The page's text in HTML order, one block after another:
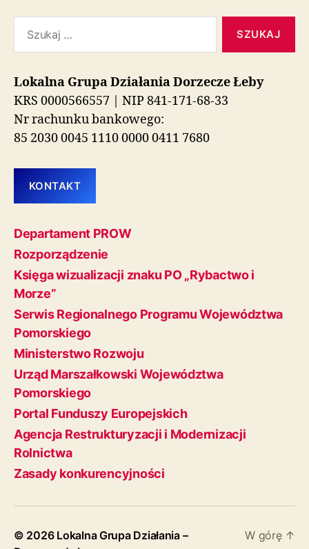
Lokalna Grupa Działania Dorzecze Łeby
KRS 0000566557 | NIP 841-171-68-33
Nr rachunku bankowego:
85 2030 0045 1110 0000 0411 7680
KONTAKT
Departament PROW
Rozporządzenie
Księga wizualizacji znaku PO „Rybactwo i
Morze”
Serwis Regionalnego Programu Województwa
Pomorskiego
Ministerstwo Rozwoju
Urząd Marszałkowski Województwa
Pomorskiego
Portal Funduszy Europejskich
Agencja Restrukturyzacji i Modernizacji
Rolnictwa
Zasady konkurencyjności
© 2026 Lokalna Grupa Działania –
W górę ↑